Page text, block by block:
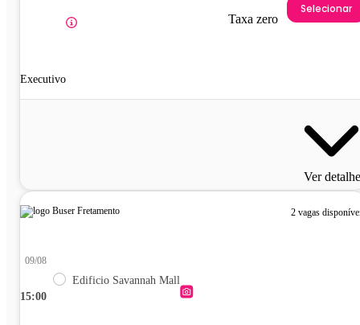
Executivo
Taxa zero
Selecionar
Ver
2 vagas
15:00
09/08
Edificio Savannah Mall